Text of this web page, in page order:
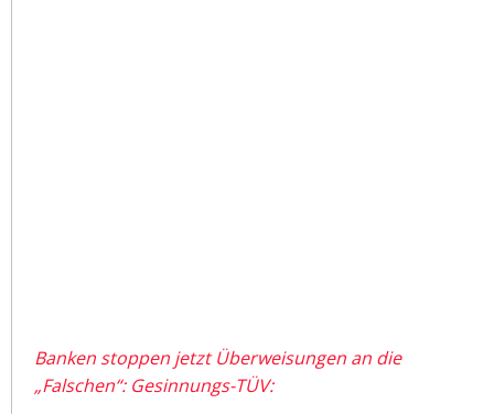
Banken stoppen jetzt Überweisungen an die
„Falschen“: Gesinnungs-TÜV: